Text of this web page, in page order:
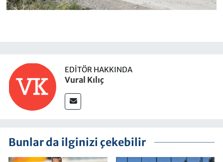
EDITÖR HAKKINDA
Vural Kılıç
Bunlar da ilginizi çekebilir